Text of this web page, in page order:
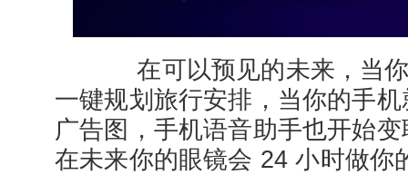
在可以预见的未来，当你
一键规划旅行安排，当你的手
广告图，手机语音助手也开始
在未来你的眼镜会 24 小时做你